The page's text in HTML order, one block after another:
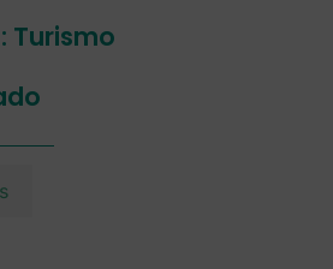
Turismo